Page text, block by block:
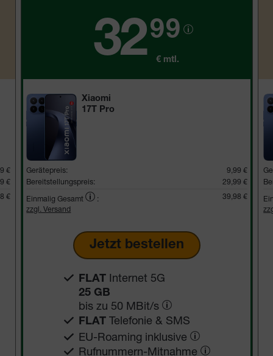
€
€
€
3299
€ mtl.
Xiaomi
17T Pro
Gerätepreis:
9,99 €
Bereitstellungspreis:
29,99 €
Einmalig Gesamt
:
39,98 €
zzgl. Versand
Jetzt bestellen
FLATInternet 5G
25 GB
bis zu 50 MBit/s
FLATTelefonie & SMS
EU-Roaming inklusive
Rufnummern-​Mitnahme